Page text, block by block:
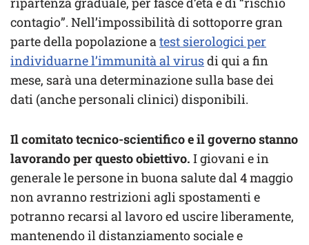
contagio”. Nell’impossibilità di sottoporre gran
parte della popolazione atest sierologici per
individuarne l’immunità al virusdi qui a fin
mese, sarà una determinazione sulla base dei
dati (anche personali clinici) disponibili.
Il comitato tecnico-scientifico e il governo stanno
lavorando per questo obiettivo. I giovani e in
generale le persone in buona salute dal 4 maggio
non avranno restrizioni agli spostamenti e
potranno recarsi al lavoro ed uscire liberamente,
mantenendo il distanziamento sociale e